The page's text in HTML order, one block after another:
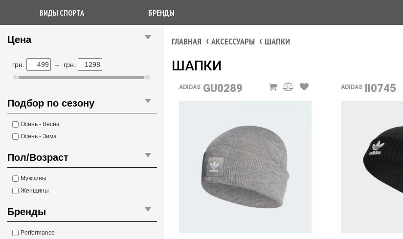
ВИДЫ СПОРТА БРЕНДЫ
Цена
грн. – грн.
Подбор по сезону
Осень - Весна
Осень - Зима
Пол/Возраст
Мужчины
Женщины
Бренды
Performance
ГЛАВНАЯ АКСЕССУАРЫ ШАПКИ
ШАПКИ
ADIDAS GU0289 ADIDAS II0745